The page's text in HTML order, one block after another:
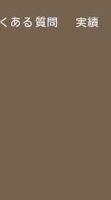
ある質問 実績